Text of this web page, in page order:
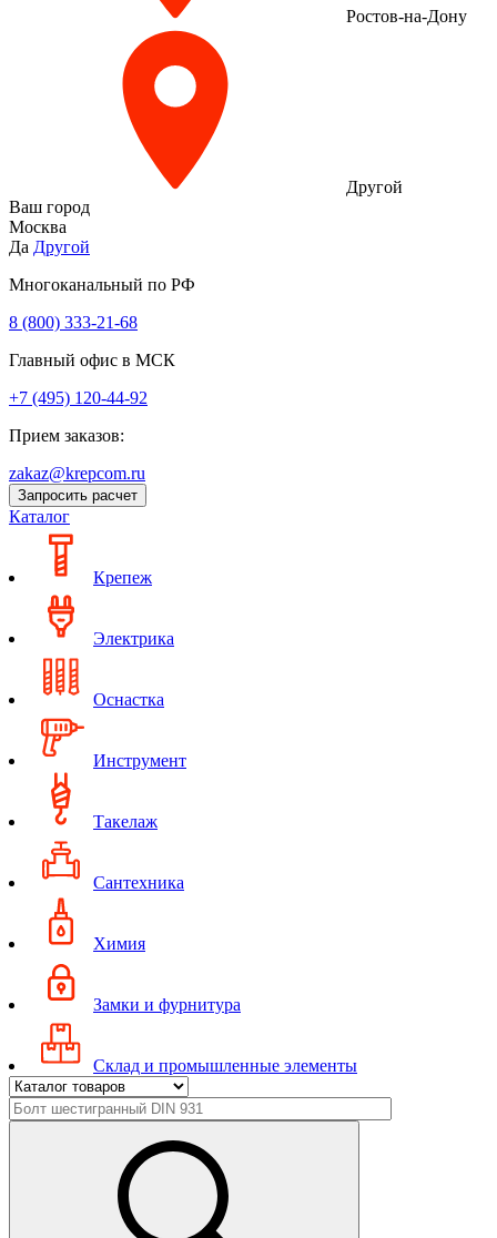
Ростов-на-Дону
Другой
Ваш город
Москва
Да Другой
Многоканальный по РФ
8 (800) 333‑21-68
Главный офис в МСК
+7 (495) 120-44-92
Прием заказов:
zakaz@krepcom.ru
Запросить расчет
Каталог
Крепеж
Электрика
Оснастка
Инструмент
Такелаж
Сантехника
Химия
Замки и фурнитура
Склад и промышленные элементы